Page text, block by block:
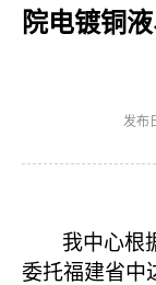
院电镀铜
发布
我中心根
委托福建省中